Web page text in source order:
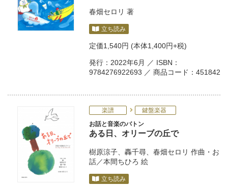
春畑セロリ 著
立ち読み
定価1,540円 (本体1,400円+税)
発行：2022年6月 ／ ISBN：
9784276922693 ／ 商品コード：451842
楽譜
鍵盤楽器
お話と音楽のバトン
ある日、オリーブの丘で
樹原涼子 轟千尋 春畑セロリ 作曲・お
話／本間ちひろ 絵
立ち読み